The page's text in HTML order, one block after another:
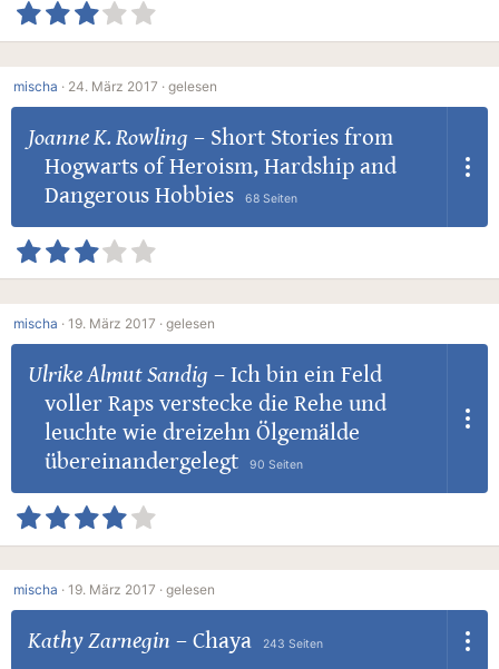
mischa · 24. März 2017 · gelesen
Joanne K. Rowling – Short Stories from
Hogwarts of Heroism, Hardship and
Dangerous Hobbies
68 Seiten
mischa · 19. März 2017 · gelesen
Ulrike Almut Sandig – Ich bin ein Feld
voller Raps verstecke die Rehe und
leuchte wie dreizehn Ölgemälde
übereinandergelegt
90 Seiten
mischa · 19. März 2017 · gelesen
Kathy Zarnegin – Chaya 243 Seiten